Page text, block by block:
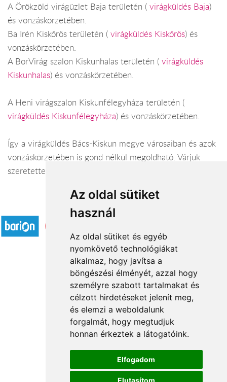
Az oldal sütiket
használ
Az oldal sütiket és egyéb
nyomkövető technológiákat
alkalmaz, hogy javítsa a
böngészési élményét, azzal hogy
személyre szabott tartalmakat és
célzott hirdetéseket jelenít meg,
és elemzi a weboldalunk
forgalmát, hogy megtudjuk
honnan érkeztek a látogatóink.
Elfogadom
Elutasítom
A Örökzöld virágüzlet Baja területén ( virágküldés Baja)
és vonzáskörzetében.
Ba Irén Kiskőrös területén ( virágküldés Kiskőrös) és
vonzáskörzetében.
A BorVirág szalon Kiskunhalas területén ( virágküldés
Kiskunhalas) és vonzáskörzetében.
A Heni virágszalon Kiskunfélegyháza területén (
virágküldés Kiskunfélegyháza) és vonzáskörzetében.
Így a virágküldés Bács-Kiskun megye városaiban és azok
vonzáskörzetében is gond nélkül megoldható. Várjuk
szeretettel webáruházunkban!
Elfogadott fizetési módok
Rólunk
Általános információ
Kapcsolat
Partnereink
Virágüzletek
Á.SZ.F.
Impresszum